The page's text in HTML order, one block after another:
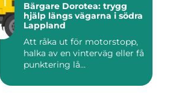
Bärgare Dorotea: trygg
hjälp längs vägarna i södra
Lappland
Att råka ut för motorstopp,
halka av en vinterväg eller få
punktering lå...